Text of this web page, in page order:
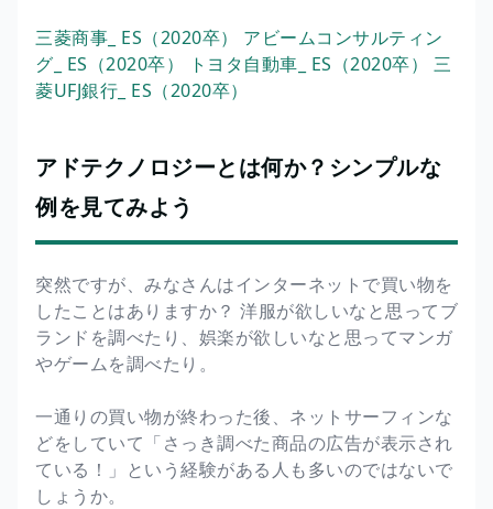
三菱商事_ ES（2020卒） アビームコンサルティン
グ_ ES（2020卒）
トヨタ自動車_ ES（2020卒） 三
菱UFJ銀行_ ES（2020卒）
アドテクノロジーとは何か？シンプルな
例を見てみよう
突然ですが、みなさんはインターネットで買い物を
したことはありますか？ 洋服が欲しいなと思ってブ
ランドを調べたり、娯楽が欲しいなと思ってマンガ
やゲームを調べたり。
一通りの買い物が終わった後、ネットサーフィンな
どをしていて「さっき調べた商品の広告が表示され
ている！」という経験がある人も多いのではないで
しょうか。